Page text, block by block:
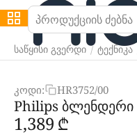
საწყისი გვერდი / ტექნიკა
კოდი: HR3752/00
Philips ბლენდერი
1,389 ₾